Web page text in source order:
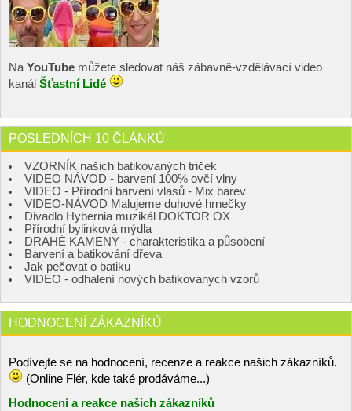
Na YouTube můžete sledovat náš zábavně-vzdělávací video
kanál Šťastní Lidé
POSLEDNÍCH 10 ČLÁNKŮ
VZORNÍK našich batikovaných triček
VIDEO NÁVOD - barvení 100% ovčí vlny
VIDEO - Přírodní barvení vlasů - Mix barev
VIDEO-NÁVOD Malujeme duhové hrnečky
Divadlo Hybernia muzikál DOKTOR OX
Přírodní bylinková mýdla
DRAHÉ KAMENY - charakteristika a působení
Barvení a batikování dřeva
Jak pečovat o batiku
VIDEO - odhalení nových batikovaných vzorů
HODNOCENÍ ZÁKAZNÍKŮ
Podívejte se na hodnocení, recenze a reakce našich zákazníků.
(Online Flér, kde také prodáváme...)
Hodnocení a reakce našich zákazníků